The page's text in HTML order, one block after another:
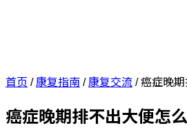
首页 /康复指南/康复交流/癌症晚
癌症晚期排不出大便怎